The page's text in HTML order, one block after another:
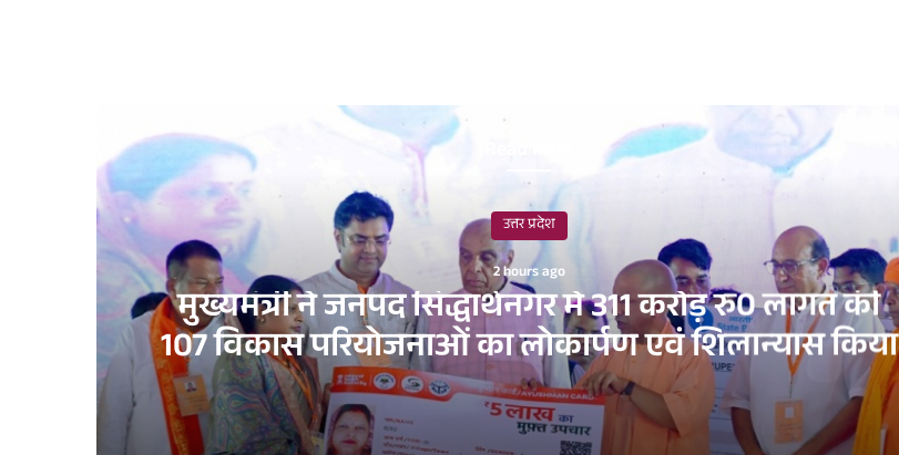
उत्तर प्रदेश
2 hours ago
मुख्यमंत्री ने जनपद सिद्धार्थनगर में 311 करोड़ रु0 लागत की
107 विकास परियोजनाओं का लोकार्पण एवं शिलान्यास किया